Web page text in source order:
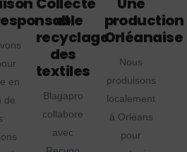
en
de
et
recyclage
des
textiles
Blagapro
collabore
avec
production
Orléanaise
Nous
produisons
localement
à Orléans
pour